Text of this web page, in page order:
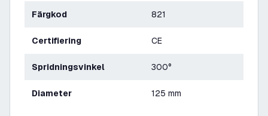
Färgkod 821
Certifiering CE
Spridningsvinkel 300°
Diameter 125 mm